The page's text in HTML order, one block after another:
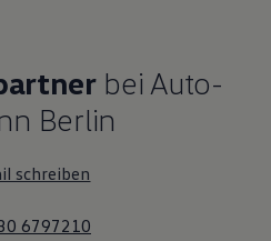
bei Auto-
Berlin
schreiben
6797210